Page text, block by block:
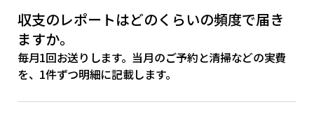
収支のレポートはどのくらいの頻度で届き
ますか。
毎月1回お送りします。当月のご予約と清掃などの実費
を、1件ずつ明細に記載します。